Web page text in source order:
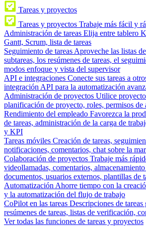
Tareas y proyectos
Tareas y proyectos Trabaje más fácil y
Administración de tareas Elija entre tablero
Gantt, Scrum, lista de tareas
Seguimiento de tareas Aproveche las listas
subtareas, los resúmenes de tareas, el
modos enfoque y vista del supervisor
API e integraciones Conecte sus tareas a
integración API para la automatización
Administración de proyectos Utilice
planificación de proyecto, roles, permisos de
Rendimiento del empleado Favorezca la
de tareas, administración de la carga de
y KPI
Tareas móviles Creación de tareas,
notificaciones, comentarios, chat sobre la
Colaboración de proyectos Trabaje más
videollamadas, comentarios,
documentos, usuarios externos, plantillas de
Automatización Ahorre tiempo con la
y la automatización del flujo de trabajo
CoPilot en las tareas Descripciones de
resúmenes de tareas, listas de verificación,
Ver todas las funciones de tareas y proyectos